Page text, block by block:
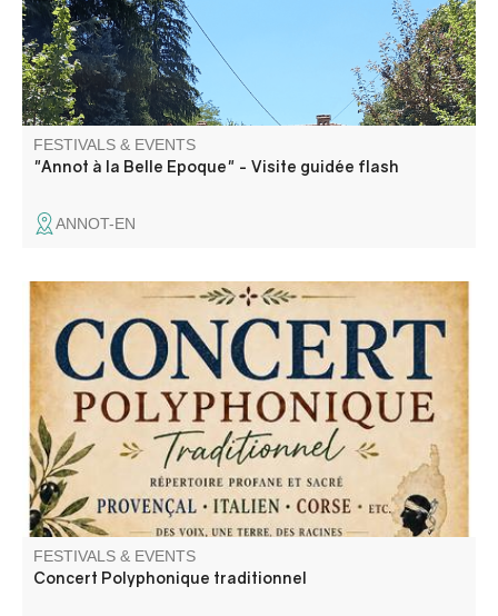
FESTIVALS & EVENTS
"Annot à la Belle Epoque" - Visite guidée flash
ANNOT-EN
Concert de "A Cantari", un groupe de chant traditionnel
polyphonique a capella riche d'un répertoire de chants
sacrés et profanes.
FESTIVALS & EVENTS
Concert Polyphonique traditionnel